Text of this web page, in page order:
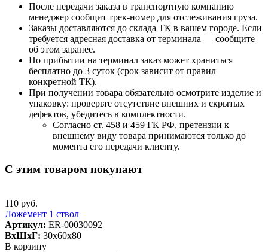
После передачи заказа в транспортную компанию
менеджер сообщит трек-номер для отслеживания груза.
Заказы доставляются до склада ТК в вашем городе. Если
требуется адресная доставка от терминала — сообщите
об этом заранее.
По прибытии на терминал заказ может храниться
бесплатно до 3 суток (срок зависит от правил
конкретной ТК).
При получении товара обязательно осмотрите изделие и
упаковку: проверьте отсутствие внешних и скрытых
дефектов, убедитесь в комплектности.
Согласно ст. 458 и 459 ГК РФ, претензии к
внешнему виду товара принимаются только до
момента его передачи клиенту.
С этим товаром покупают
110 руб.
Ложемент 1 ствол
Артикул: ER-00030092
ВxШxГ: 30x60x80
В корзину